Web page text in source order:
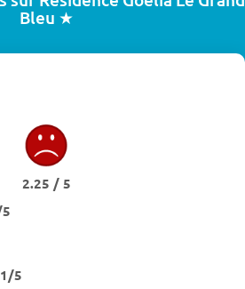
Bleu ★
2.25 / 5
1/5